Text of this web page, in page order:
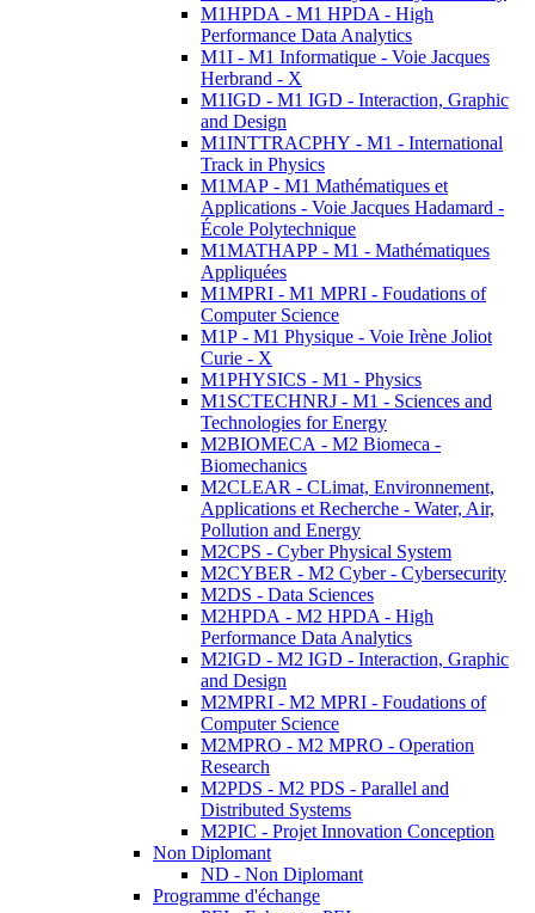
M1HPDA - M1 HPDA - High
Performance Data Analytics
M1I - M1 Informatique - Voie Jacques
Herbrand - X
M1IGD - M1 IGD - Interaction, Graphic
and Design
M1INTTRACPHY - M1 - International
Track in Physics
M1MAP - M1 Mathématiques et
Applications - Voie Jacques Hadamard -
École Polytechnique
M1MATHAPP - M1 - Mathématiques
Appliquées
M1MPRI - M1 MPRI - Foudations of
Computer Science
M1P - M1 Physique - Voie Irène Joliot
Curie - X
M1PHYSICS - M1 - Physics
M1SCTECHNRJ - M1 - Sciences and
Technologies for Energy
M2BIOMECA - M2 Biomeca -
Biomechanics
M2CLEAR - CLimat, Environnement,
Applications et Recherche - Water, Air,
Pollution and Energy
M2CPS - Cyber Physical System
M2CYBER - M2 Cyber - Cybersecurity
M2DS - Data Sciences
M2HPDA - M2 HPDA - High
Performance Data Analytics
M2IGD - M2 IGD - Interaction, Graphic
and Design
M2MPRI - M2 MPRI - Foudations of
Computer Science
M2MPRO - M2 MPRO - Operation
Research
M2PDS - M2 PDS - Parallel and
Distributed Systems
M2PIC - Projet Innovation Conception
Non Diplomant
ND - Non Diplomant
Programme d'échange